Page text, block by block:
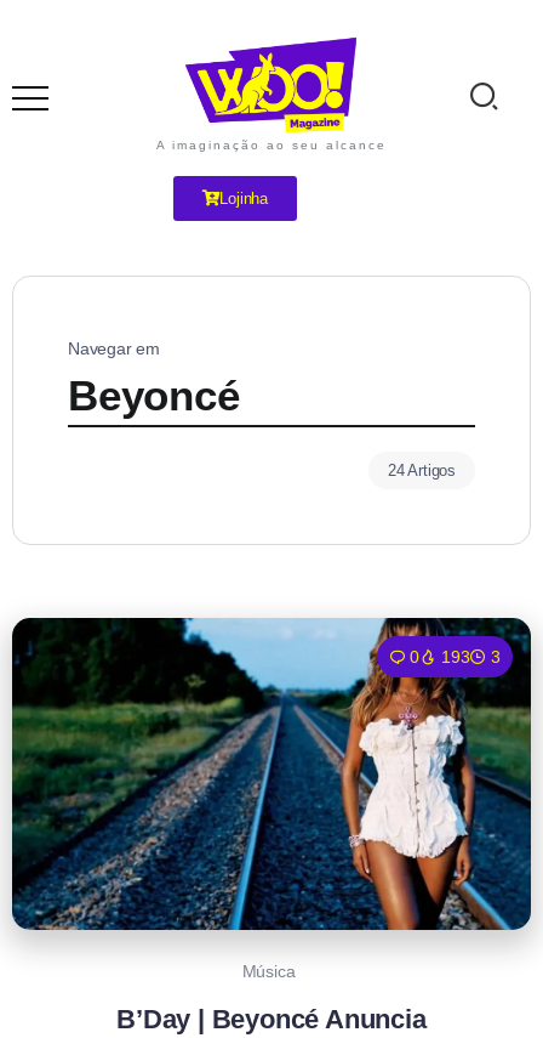
A imaginação ao seu alcance
Lojinha
Navegar em
Beyoncé
24 Artigos
0 193 3
Música
B’Day | Beyoncé Anuncia